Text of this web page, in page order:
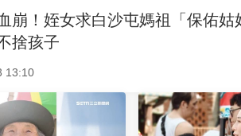
崩！姪女求白沙屯媽祖「保佑
捨孩子
13:10